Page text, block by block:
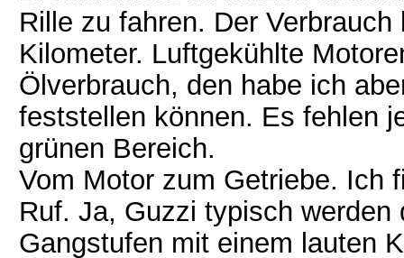
Rille zu fahren. Der
Kilometer. Luftgekühlte
Ölverbrauch, den habe ich
feststellen können. Es fehlen
grünen Bereich.
Vom Motor zum Getriebe. Ich
Ruf. Ja, Guzzi typisch
Gangstufen mit einem lauten